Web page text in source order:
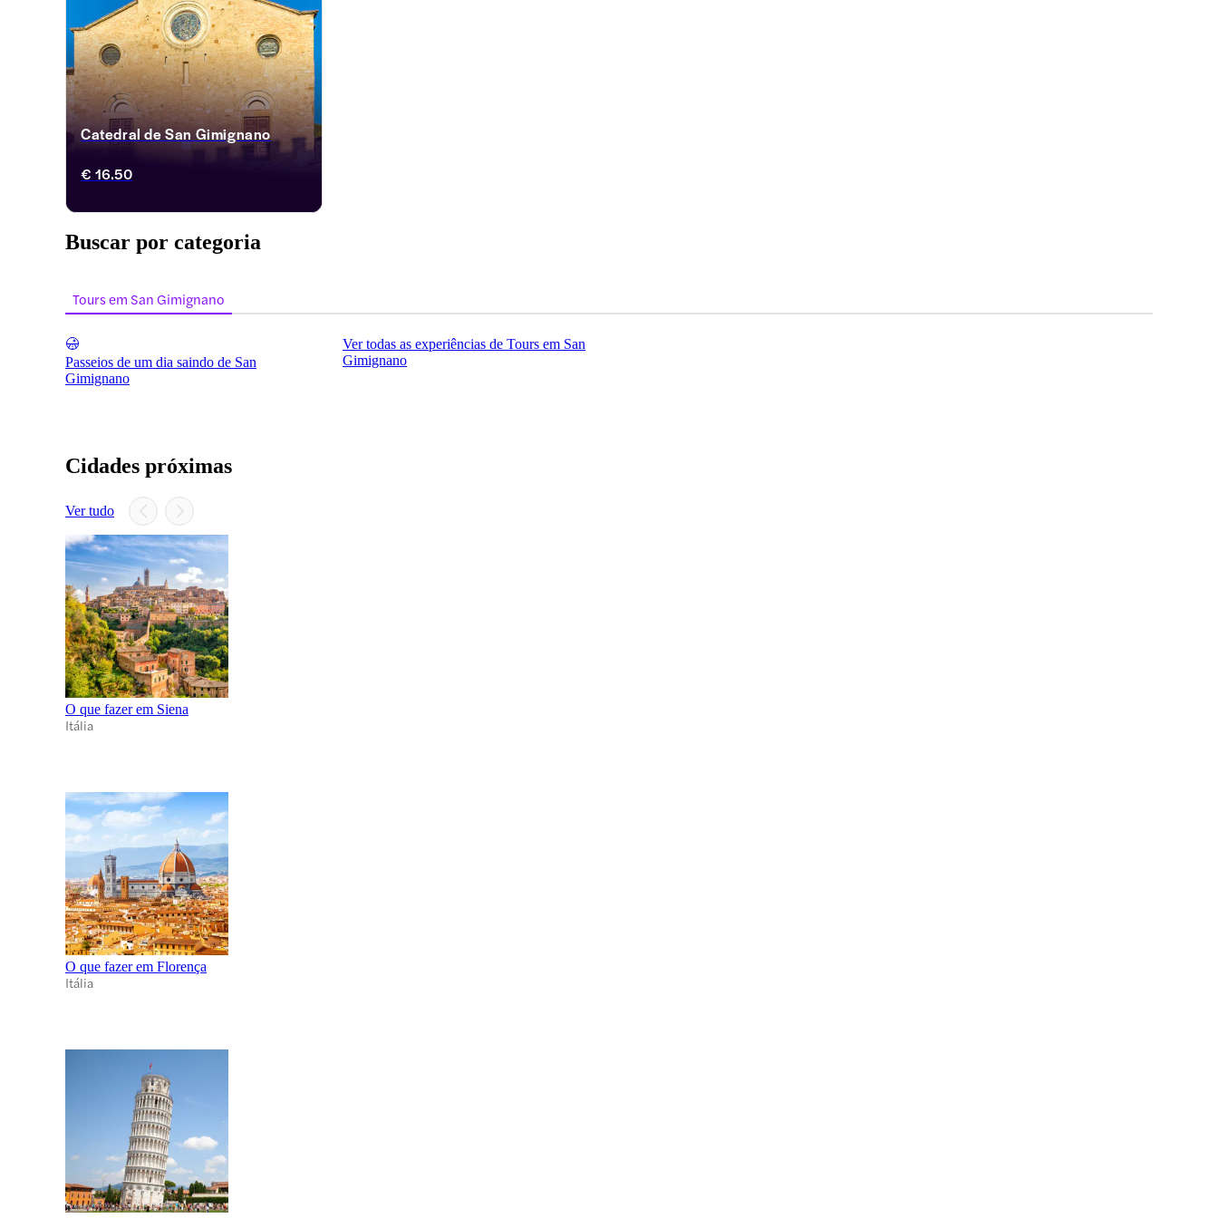
Catedral de San Gimignano
€ 16.50
Buscar por categoria
Tours em San Gimignano
Passeios de um dia saindo de San
Gimignano
Ver todas as experiências de Tours em San
Gimignano
Cidades próximas
Ver tudo
O que fazer em Siena
Itália
O que fazer em Florença
Itália